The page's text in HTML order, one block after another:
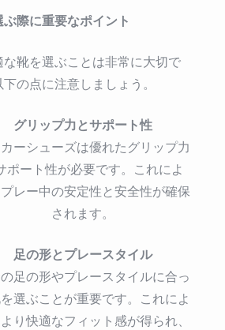
際に重要なポイント
靴を選ぶことは非常に大切で
の点に注意しましょう。
グリップ力とサポート性
ーシューズは優れたグリップ力
ポート性が必要です。これによ
レー中の安定性と安全性が確保
されます。
足の形とプレースタイル
足の形やプレースタイルに合っ
選ぶことが重要です。これによ
り快適なフィット感が得られ、